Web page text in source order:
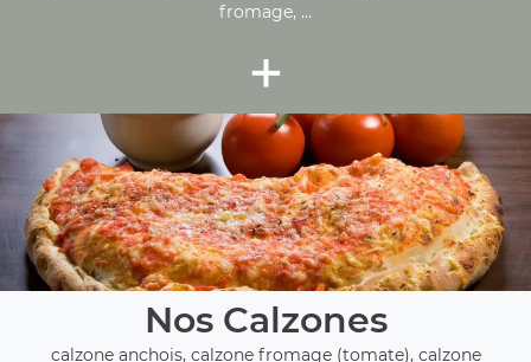
fromage, ...
+
Nos Calzones
calzone anchois, calzone fromage (tomate), calzone